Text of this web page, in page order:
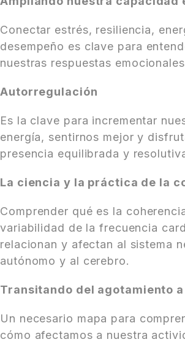
Conectar estrés, resiliencia,
desempeño es clave para
nuestras respuestas
Autorregulación
Es la clave para incrementar
energía, sentirnos mejor y
presencia equilibrada y
La ciencia y la práctica de la
Comprender qué es la
variabilidad de la frecuencia
relacionan y afectan al sistema
autónomo y al cerebro.
Transitando del agotamiento
Un necesario mapa para
cómo afectamos a nuestra